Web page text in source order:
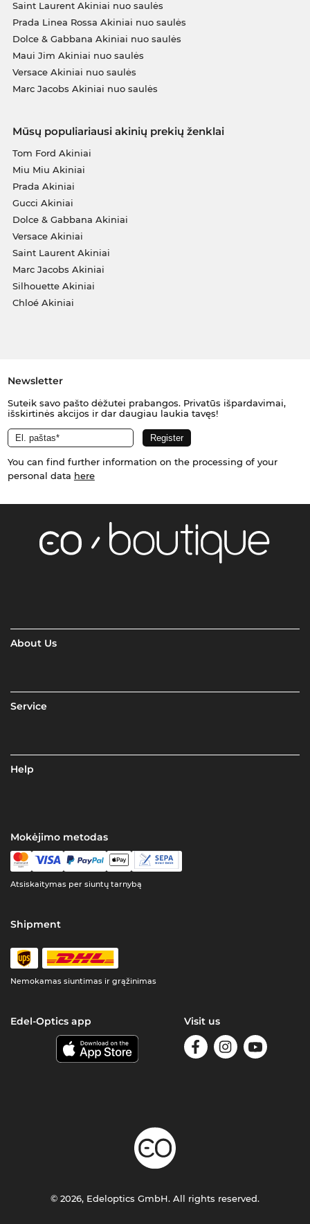
Saint Laurent Akiniai nuo saulės
Prada Linea Rossa Akiniai nuo saulės
Dolce & Gabbana Akiniai nuo saulės
Maui Jim Akiniai nuo saulės
Versace Akiniai nuo saulės
Marc Jacobs Akiniai nuo saulės
Mūsų populiariausi akinių prekių ženklai
Tom Ford Akiniai
Miu Miu Akiniai
Prada Akiniai
Gucci Akiniai
Dolce & Gabbana Akiniai
Versace Akiniai
Saint Laurent Akiniai
Marc Jacobs Akiniai
Silhouette Akiniai
Chloé Akiniai
Newsletter
Suteik savo pašto dėžutei prabangos. Privatūs išpardavimai,
išskirtinės akcijos ir dar daugiau laukia tavęs!
You can find further information on the processing of your
personal data here
About Us
Service
Help
Mokėjimo metodas
Atsiskaitymas per siuntų tarnybą
Shipment
Nemokamas siuntimas ir grąžinimas
Edel-Optics app Visit us
© 2026, Edeloptics GmbH. All rights reserved.